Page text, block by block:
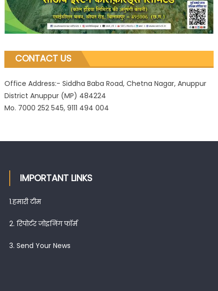
CONTACT US
Office Address:- Siddha Baba Road, Chetna Nagar, Anuppur
District Anuppur (MP) 484224
Mo. 7000 252 545, 9111 494 004
IMPORTANT LINKS
1.हमारी टीम
2. रिपोर्टर जोइनिंग फॉर्म
3. Send Your News